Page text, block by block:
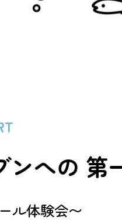
ンへの 第
ル体験会〜